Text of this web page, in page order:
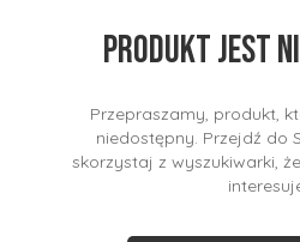
Produkt jest
Przepraszamy, produkt,
niedostępny. Przejdź do
skorzystaj z wyszukiwarki,